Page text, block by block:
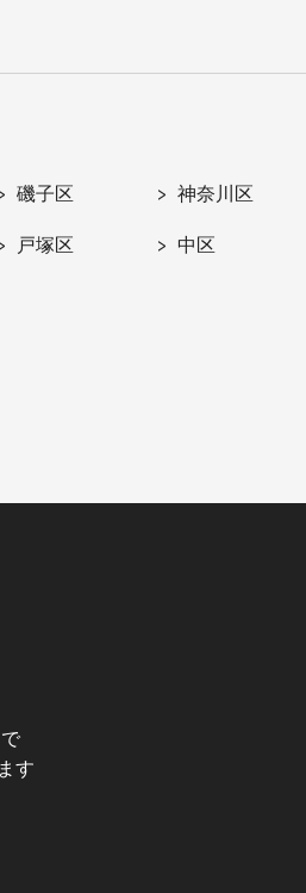
磯子区 神奈川区
戸塚区 中区
す